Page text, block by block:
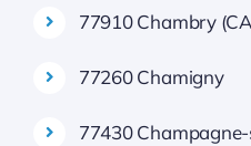
77910 Chambry
77260 Chamigny
77430